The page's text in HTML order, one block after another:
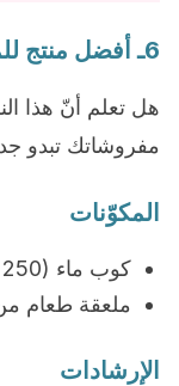
6ـ أفضل منتج للمفروشات
هل تعلم أنّ هذا
مفروشاتك تبدو
المكوّنات
كوب ماء (250 مل)
ملعقة طعام من
الإرشادات